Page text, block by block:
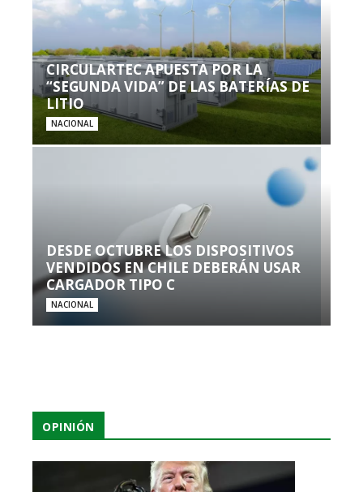
CIRCULARTEC APUESTA POR LA
“SEGUNDA VIDA” DE LAS BATERÍAS DE
LITIO
NACIONAL
DESDE OCTUBRE LOS DISPOSITIVOS
VENDIDOS EN CHILE DEBERÁN USAR
CARGADOR TIPO C
NACIONAL
OPINIÓN